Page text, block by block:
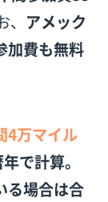
アメック
加費も無料
4万マイル
で計算。
る場合は合